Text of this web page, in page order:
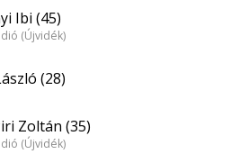
Ibi (45)
(Újvidék)
(28)
Zoltán (35)
(Újvidék)